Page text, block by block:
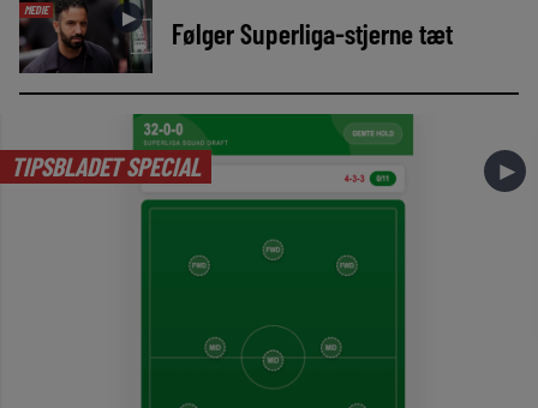
MEDIE ► Følger Superliga-stjerne tæt
TIPSBLADET SPECIAL ►